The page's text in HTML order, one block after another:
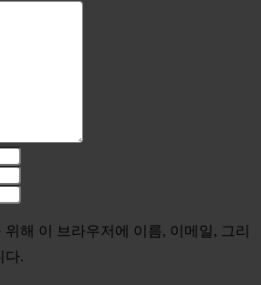
해 이 브라우저에 이름, 이메일, 그리
다.